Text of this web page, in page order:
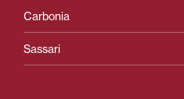
Carbonia
Sassari